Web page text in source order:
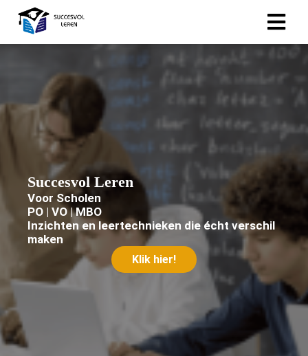
Succesvol Leren
Voor Scholen
PO | VO | MBO
Inzichten en leertechnieken die écht verschil
maken
Klik hier!
zijn
om
te
gebruikt
deze
kan de
niet